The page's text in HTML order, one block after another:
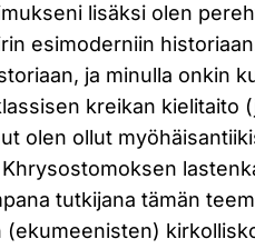
lisäksi olen
esimoderniin
ja minulla onkin
kreikan kielitaito
olen ollut
tutkijana tämän
(ekumeenisten)